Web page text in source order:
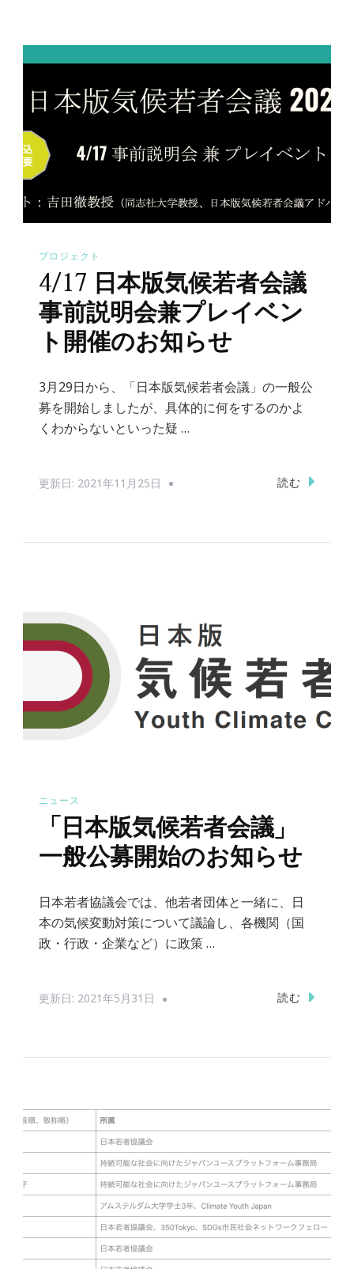
プロジェクト
4/17 日本版気候若者会議
事前説明会兼プレイベン
ト開催のお知らせ
3月29日から、「日本版気候若者会議」の一般公
募を開始しましたが、具体的に何をするのかよ
くわからないといった疑 …
更新日: 2021年11月25日 読む
ニュース
「日本版気候若者会議」
一般公募開始のお知らせ
日本若者協議会では、他若者団体と一緒に、日
本の気候変動対策について議論し、各機関（国
政・行政・企業など）に政策 …
更新日: 2021年5月31日 読む